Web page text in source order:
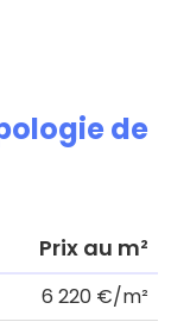
de
Prix au m²
6 220 €/m²